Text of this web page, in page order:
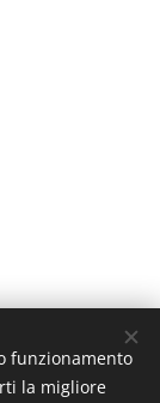
funzionamento
la migliore